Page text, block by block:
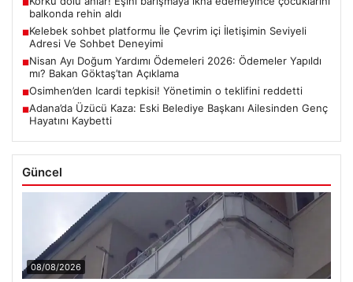
■
balkonda rehin aldı
■Kelebek sohbet platformu İle Çevrim içi İletişimin Seviyeli
Adresi Ve Sohbet Deneyimi
■Nisan Ayı Doğum Yardımı Ödemeleri 2026: Ödemeler Yapıldı
mı? Bakan Göktaş’tan Açıklama
■Osimhen’den Icardi tepkisi! Yönetimin o teklifini reddetti
■Adana’da Üzücü Kaza: Eski Belediye Başkanı Ailesinden Genç
Hayatını Kaybetti
Güncel
08/08/2026